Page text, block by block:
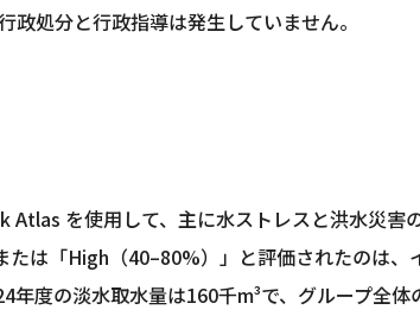
処分と行政指導は発生していません。
を使用して、主に水ストレスと洪水災害
は「High（40–80%）」と評価されたのは、
度の淡水取水量は160千m³で、グループ全